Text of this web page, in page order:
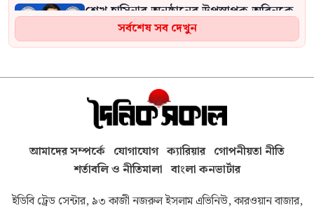
শেখ হাসিনার অনুষ্ঠানের উপস্থাপক অরিনকে
ঘিরে সাতক্ষীরায় আলোচনা
নীতিমালার খবরকে ‘কাল্পনিক ও অসত্য’ বলল
সরকার
মানুষ বোঝেই না বিরোধী দল কিসের
বিরোধিতা করে: মাহমুদুর রহমান মান্না
টুকরা করে ১১টি পলিথিনে ভরা হয়েছে নারীর
সর্বশেষ সব দেখুন
আমাদের সম্পর্কে যোগাযোগ ক্যারিয়ার গোপনীয়তা নীতি
শর্তাবলি ও নীতিমালা বাংলা কনভার্টার
ইডিবি ট্রেড সেন্টার, ৯৩ কাজী নজরুল ইসলাম এভিনিউ, কারওয়ান বাজার,